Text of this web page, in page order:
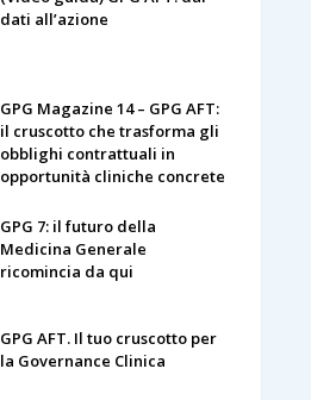
dati all’azione
GPG Magazine 14 – GPG AFT:
il cruscotto che trasforma gli
obblighi contrattuali in
opportunità cliniche concrete
GPG 7: il futuro della
Medicina Generale
ricomincia da qui
GPG AFT. Il tuo cruscotto per
la Governance Clinica